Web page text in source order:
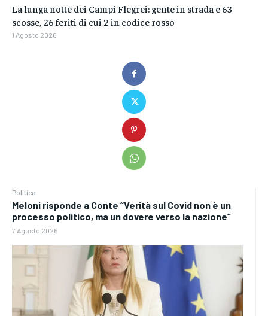
Politica
Meloni risponde a Conte “Verità sul Covid non è un
processo politico, ma un dovere verso la nazione”
7 Agosto 2026
La lunga notte dei Campi Flegrei: gente in strada e 63
scosse, 26 feriti di cui 2 in codice rosso
1 Agosto 2026